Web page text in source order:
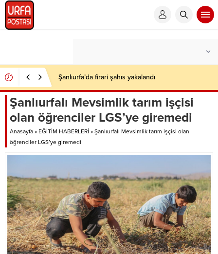
Şanlıurfa’da firari şahıs yakalandı
Şanlıurfalı Mevsimlik tarım işçisi
olan öğrenciler LGS’ye giremedi
Anasayfa » EĞİTİM HABERLERİ » Şanlıurfalı Mevsimlik tarım işçisi olan
öğrenciler LGS’ye giremedi